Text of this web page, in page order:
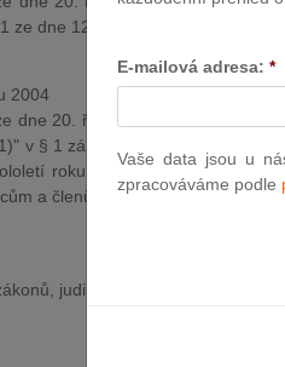
ze dne 12. března 2001 o chovu a
2004
dne 20. října 2004 ve věci návrhu
v § 1 zákona č.
Sb., o
roku 2000 představitelům
a členům prezidia Komise pro
judikatura, právo |
E-mailová adresa: *
Vaše data jsou u
zpracováváme podle